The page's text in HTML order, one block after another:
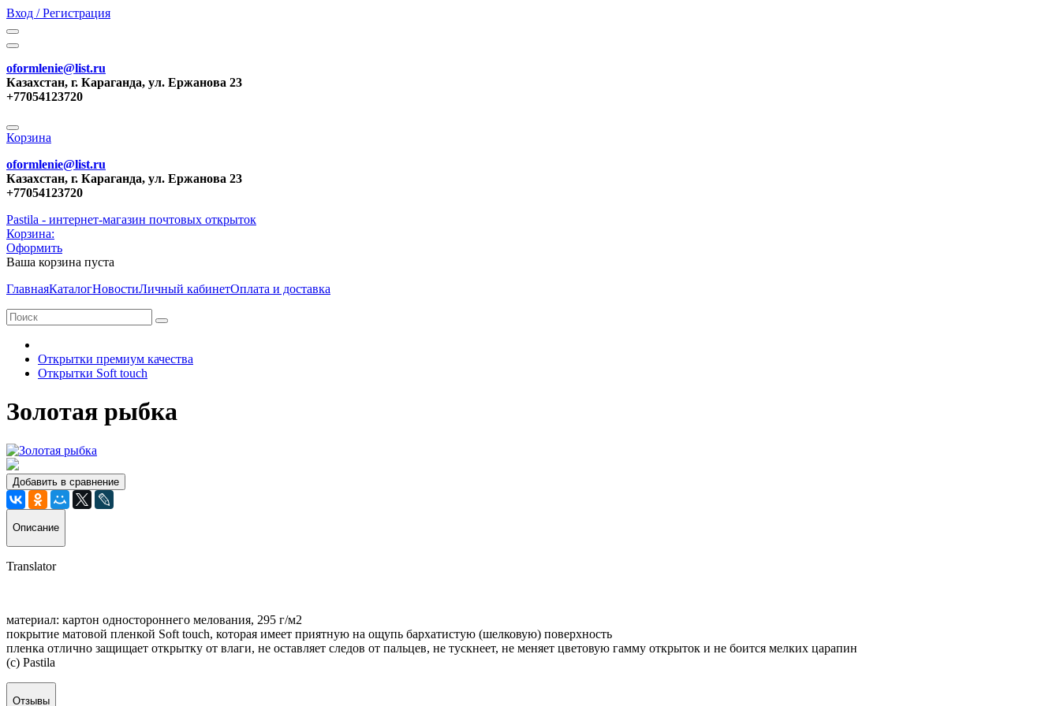
Вход / Регистрация
oformlenie@list.ru
Казахстан, г. Караганда, ул. Ержанова 23
+77054123720
Корзина
oformlenie@list.ru
Казахстан, г. Караганда, ул. Ержанова 23
+77054123720
Pastila - интернет-магазин почтовых открыток
Корзина:
Оформить
Ваша корзина пуста
ГлавнаяКаталогНовостиЛичный кабинетОплата и доставка
Открытки премиум качества
Открытки Soft touch
Золотая рыбка
Добавить в сравнение
Описание
Translator
материал: картон одностороннего мелования, 295 г/м2
покрытие матовой пленкой Soft touch, которая имеет приятную на ощупь бархатистую (шелковую) поверхность
пленка отлично защищает открытку от влаги, не оставляет следов от пальцев, не тускнеет, не меняет цветовую гамму открыток и не боится мелких царапин
(c) Pastila
Отзывы